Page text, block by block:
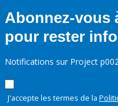
Abonnez-vous
pour rester
Notifications sur Project
J'accepte les termes de la